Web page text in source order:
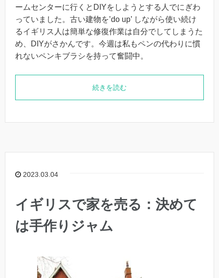
ームセンターに行くとDIYをしようとする人でにぎわ
っていました。古い建物を’do up’ しながら使い続け
るイギリス人は簡単な修復作業は自分でしてしまうた
め、DIYがさかんです。今週は私もペンの代わりに慣
れないペンキブラシを持って奮闘中。
続きを読む
2023.03.04
イギリスで家を売る：決めて
は手作りジャム